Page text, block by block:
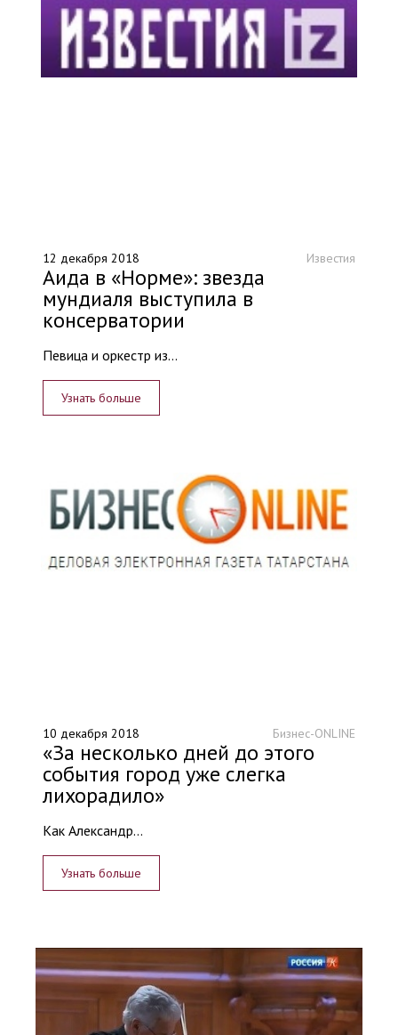
12 декабря 2018 Известия
Аида в «Норме»: звезда
мундиаля выступила в
консерватории
Певица и оркестр из...
Узнать больше
10 декабря 2018 Бизнес-ONLINE
«За несколько дней до этого
события город уже слегка
лихорадило»
Как Александр...
Узнать больше